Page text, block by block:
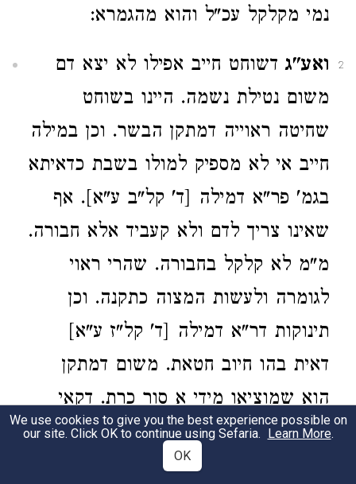
נמי מקלקל עכ"ל והוא מהגמרא:
2 ואע"ג דשוחט חייב אפילו לא יצא דם
משום נטילת נשמה. היינו בשוחט
שחיטה ראוייה דמתקן הבשר. וכן במילה
חייב אי לא מספיק למולו בשבת כדאיתא
בגמ' פר"א דמילה [ד' קל"ב ע"א]. אף
שאינו צריך לדם ולא קעביד אלא חבורה.
מ"מ לא קלקל בחבורה. שהרי ראוי
לגומרה ולעשות המצוה כתקנה. וכן
תינוקות דר"א דמילה [ד' קל"ז ע"א]
דאית בהו חיוב חטאת. משום דמתקן
הוא שמוציאו מידי א סור כרת. דקאי
ביה כל יומא כל כמה דלא מהינ. ובין
לגבי תינוק גופיה. ובין לגבי אבוה מתקן
We use cookies to give you the best experience possible on
our site. Click OK to continue using Sefaria. Learn More.
OK